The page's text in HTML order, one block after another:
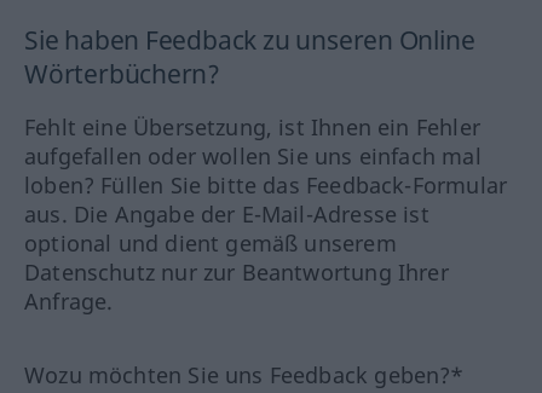
Sie haben Feedback zu unseren Online
Wörterbüchern?
Fehlt eine Übersetzung, ist Ihnen ein Fehler
aufgefallen oder wollen Sie uns einfach mal
loben? Füllen Sie bitte das Feedback-Formular
aus. Die Angabe der E-Mail-Adresse ist
optional und dient gemäß unserem
Datenschutz nur zur Beantwortung Ihrer
Anfrage.
Wozu möchten Sie uns Feedback geben?*